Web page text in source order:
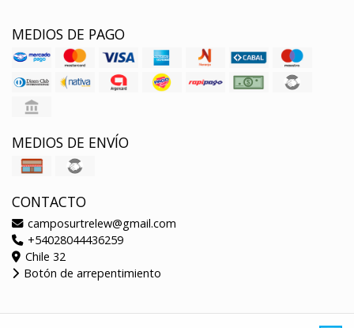
MEDIOS DE PAGO
MEDIOS DE ENVÍO
CONTACTO
camposurtrelew@gmail.com
+54028044436259
Chile 32
Botón de arrepentimiento